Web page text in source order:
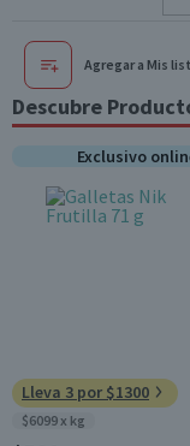
Agregar a Mis
Descubre
Exclusivo
Lleva 3 por $1300
$6099 x kg